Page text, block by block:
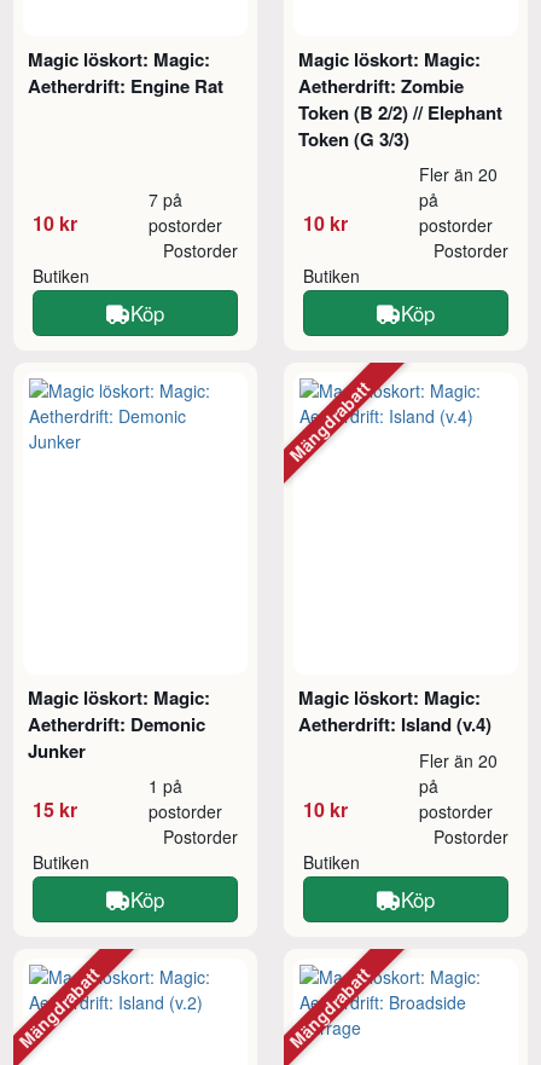
Magic löskort: Magic:
Aetherdrift: Engine Rat
10 kr
7 på
postorder
Butiken
Postorder
Köp
Magic löskort: Magic:
Aetherdrift: Zombie
Token (B 2/2) // Elephant
Token (G 3/3)
10 kr
Fler än 20
på
postorder
Butiken
Postorder
Köp
Magic löskort: Magic:
Aetherdrift: Demonic
Junker
15 kr
1 på
postorder
Butiken
Postorder
Köp
Magic löskort: Magic:
Aetherdrift: Island (v.4)
10 kr
Fler än 20
på
postorder
Butiken
Postorder
Köp
Mängdrabatt
Mängdrabatt Mängdrabatt